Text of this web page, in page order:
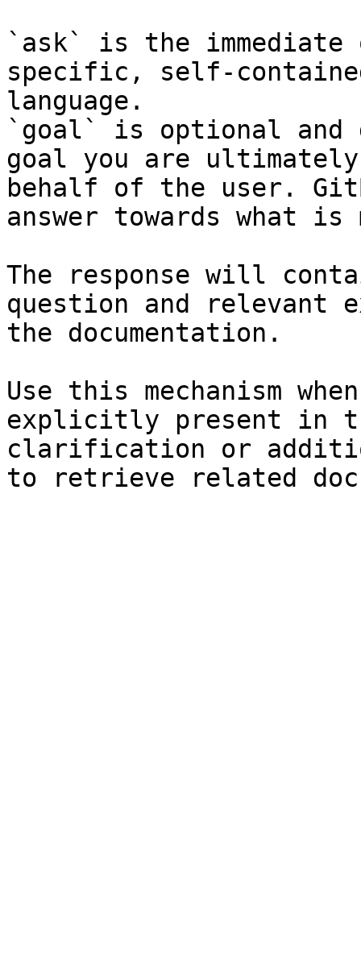
`ask` is the
specific, self-
language.
`goal` is optional and
goal you are
behalf of the user.
answer towards what
The response will
question and relevant
the documentation.
Use this mechanism
explicitly present in
clarification or